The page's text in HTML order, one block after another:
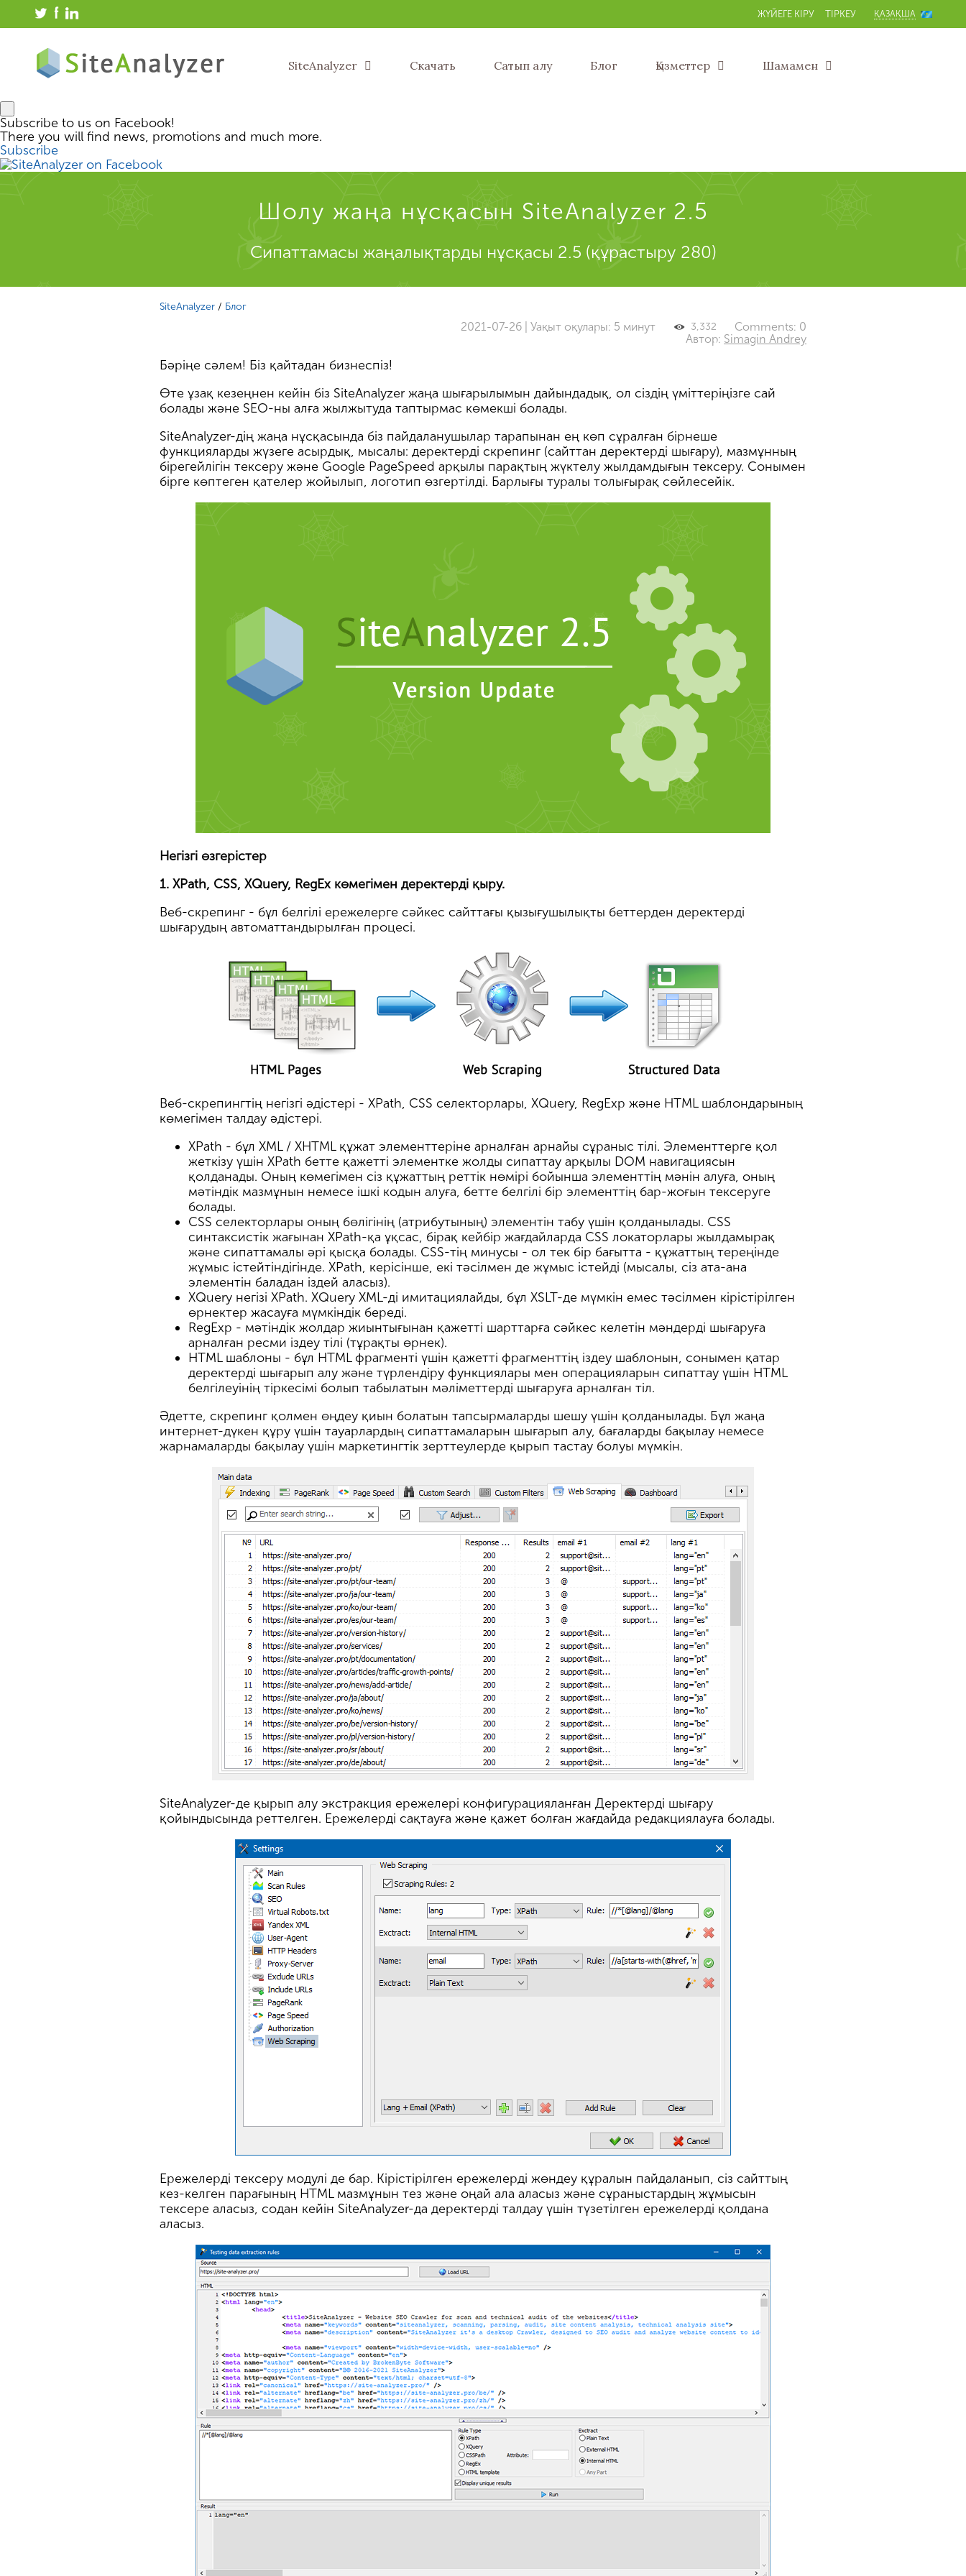
ЖҮЙЕГЕ КІРУ ТІРКЕУ ҚАЗАҚША
SiteAnalyzer Скачать Сатып алу Блог Қызметтер Шамамен
Subscribe to us on Facebook!
There you will find news, promotions and much more.
Subscribe
Шолу жаңа нұсқасын SiteAnalyzer 2.5
Сипаттамасы жаңалықтарды нұсқасы 2.5 (құрастыру 280)
SiteAnalyzer / Блог
Comments: 0
3,332
2021-07-26 | Уақыт оқулары: 5 минут
Автор: Simagin Andrey
Бәріңе сәлем! Біз қайтадан бизнеспіз!
Өте ұзақ кезеңнен кейін біз SiteAnalyzer жаңа шығарылымын дайындадық, ол сіздің үміттеріңізге сай
болады және SEO-ны алға жылжытуда таптырмас көмекші болады.
SiteAnalyzer-дің жаңа нұсқасында біз пайдаланушылар тарапынан ең көп сұралған бірнеше
функцияларды жүзеге асырдық, мысалы: деректерді скрепинг (сайттан деректерді шығару), мазмұнның
бірегейлігін тексеру және Google PageSpeed арқылы парақтың жүктелу жылдамдығын тексеру. Сонымен
бірге көптеген қателер жойылып, логотип өзгертілді. Барлығы туралы толығырақ сөйлесейік.
Негізгі өзгерістер
1. XPath, CSS, XQuery, RegEx көмегімен деректерді қыру.
Веб-скрепинг - бұл белгілі ережелерге сәйкес сайттағы қызығушылықты беттерден деректерді
шығарудың автоматтандырылған процесі.
Веб-скрепингтің негізгі әдістері - XPath, CSS селекторлары, XQuery, RegExp және HTML шаблондарының
көмегімен талдау әдістері.
XPath - бұл XML / XHTML құжат элементтеріне арналған арнайы сұраныс тілі. Элементтерге қол
жеткізу үшін XPath бетте қажетті элементке жолды сипаттау арқылы DOM навигациясын
қолданады. Оның көмегімен сіз құжаттың реттік нөмірі бойынша элементтің мәнін алуға, оның
мәтіндік мазмұнын немесе ішкі кодын алуға, бетте белгілі бір элементтің бар-жоғын тексеруге
болады.
CSS селекторлары оның бөлігінің (атрибутының) элементін табу үшін қолданылады. CSS
синтаксистік жағынан XPath-қа ұқсас, бірақ кейбір жағдайларда CSS локаторлары жылдамырақ
және сипаттамалы әрі қысқа болады. CSS-тің минусы - ол тек бір бағытта - құжаттың тереңінде
жұмыс істейтіндігінде. XPath, керісінше, екі тәсілмен де жұмыс істейді (мысалы, сіз ата-ана
элементін баладан іздей аласыз).
XQuery негізі XPath. XQuery XML-ді имитациялайды, бұл XSLT-де мүмкін емес тәсілмен кірістірілген
өрнектер жасауға мүмкіндік береді.
RegExp - мәтіндік жолдар жиынтығынан қажетті шарттарға сәйкес келетін мәндерді шығаруға
арналған ресми іздеу тілі (тұрақты өрнек).
HTML шаблоны - бұл HTML фрагменті үшін қажетті фрагменттің іздеу шаблонын, сонымен қатар
деректерді шығарып алу және түрлендіру функциялары мен операцияларын сипаттау үшін HTML
белгілеуінің тіркесімі болып табылатын мәліметтерді шығаруға арналған тіл.
Әдетте, скрепинг қолмен өңдеу қиын болатын тапсырмаларды шешу үшін қолданылады. Бұл жаңа
интернет-дүкен құру үшін тауарлардың сипаттамаларын шығарып алу, бағаларды бақылау немесе
жарнамаларды бақылау үшін маркетингтік зерттеулерде қырып тастау болуы мүмкін.
SiteAnalyzer-де қырып алу экстракция ережелері конфигурацияланған Деректерді шығару
қойындысында реттелген. Ережелерді сақтауға және қажет болған жағдайда редакциялауға болады.
Ережелерді тексеру модулі де бар. Кірістірілген ережелерді жөндеу құралын пайдаланып, сіз сайттың
кез-келген парағының HTML мазмұнын тез және оңай ала аласыз және сұраныстардың жұмысын
тексере аласыз, содан кейін SiteAnalyzer-да деректерді талдау үшін түзетілген ережелерді қолдана
аласыз.